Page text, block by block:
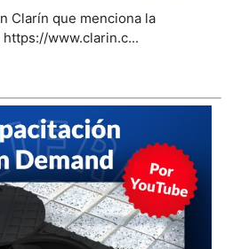
Clarín que menciona la
www.clarin.c...